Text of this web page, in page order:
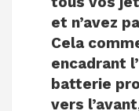
et n’avez
Cela
encadrant
batterie
vers